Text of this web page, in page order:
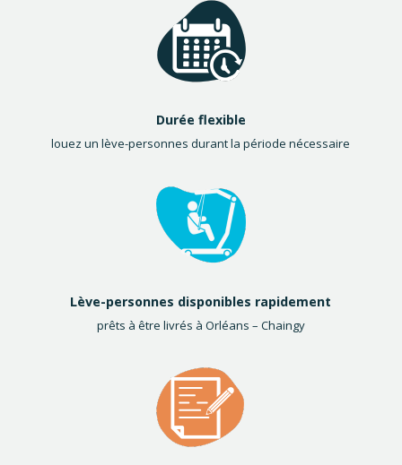
Durée flexible
louez un lève-personnes durant la période nécessaire
Lève-personnes disponibles rapidement
prêts à être livrés à Orléans – Chaingy